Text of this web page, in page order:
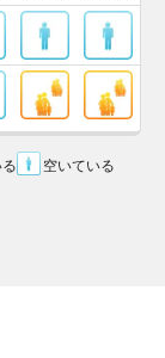
空いている